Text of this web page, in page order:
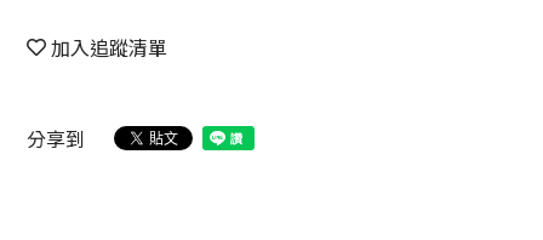
加入追蹤清單
分享到